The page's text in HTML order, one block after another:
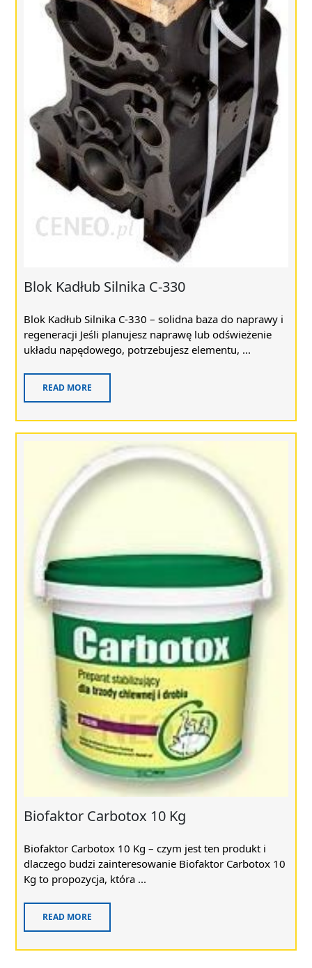
Blok Kadłub Silnika C-330
Blok Kadłub Silnika C-330 – solidna baza do naprawy i
regeneracji Jeśli planujesz naprawę lub odświeżenie
układu napędowego, potrzebujesz elementu, ...
READ MORE
Biofaktor Carbotox 10 Kg
Biofaktor Carbotox 10 Kg – czym jest ten produkt i
dlaczego budzi zainteresowanie Biofaktor Carbotox 10
Kg to propozycja, która ...
READ MORE